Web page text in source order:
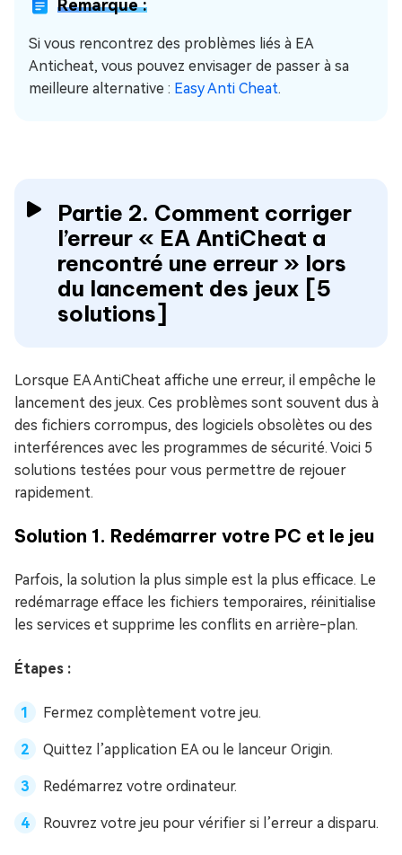
Remarque :
Si vous rencontrez des problèmes liés à EA
Anticheat, vous pouvez envisager de passer à sa
meilleure alternative : Easy Anti Cheat.
Partie 2. Comment corriger
l’erreur « EA AntiCheat a
rencontré une erreur » lors
du lancement des jeux [5
solutions]
Lorsque EA AntiCheat affiche une erreur, il empêche le
lancement des jeux. Ces problèmes sont souvent dus à
des fichiers corrompus, des logiciels obsolètes ou des
interférences avec les programmes de sécurité. Voici 5
solutions testées pour vous permettre de rejouer
rapidement.
Solution 1. Redémarrer votre PC et le jeu
Parfois, la solution la plus simple est la plus efficace. Le
redémarrage efface les fichiers temporaires, réinitialise
les services et supprime les conflits en arrière-plan.
Étapes :
Fermez complètement votre jeu.
Quittez l’application EA ou le lanceur Origin.
Redémarrez votre ordinateur.
Rouvrez votre jeu pour vérifier si l’erreur a disparu.